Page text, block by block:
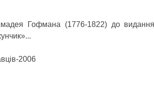
Гофмана (1776-1822) до
2006